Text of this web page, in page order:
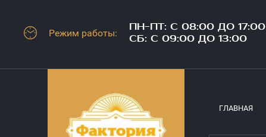
Режим работы:
ПН-ПТ: С 08:00 ДО 17:00
СБ: С 09:00 ДО 13:00
ГЛАВНАЯ